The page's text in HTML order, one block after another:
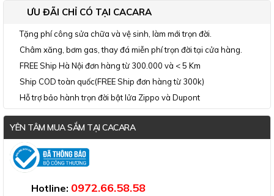
ƯU ĐÃI CHỈ CÓ TẠI CACARA
Tặng phí công sửa chữa và vệ sinh, làm mới trọn đời.
Châm xăng, bơm gas, thay đá miễn phí trọn đời tại cửa hàng.
FREE Ship Hà Nội đơn hàng từ 300.000 và < 5 Km
Ship COD toàn quốc(FREE Ship đơn hàng từ 300k)
Hỗ trợ bảo hành trọn đời bật lửa Zippo và Dupont
YÊN TÂM MUA SẮM TẠI CACARA
Hotline: 0972.66.58.58